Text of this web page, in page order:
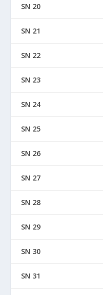
SN 20
SN 21
SN 22
SN 23
SN 24
SN 25
SN 26
SN 27
SN 28
SN 29
SN 30
SN 31